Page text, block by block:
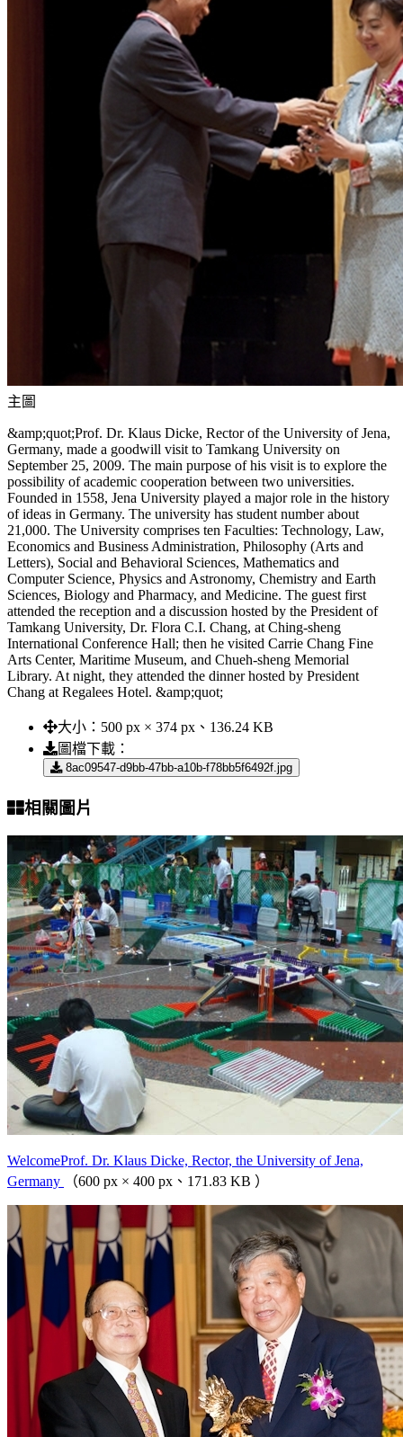
主圖
&amp;quot;Prof. Dr. Klaus Dicke, Rector of the University of Jena,
Germany, made a goodwill visit to Tamkang University on
September 25, 2009. The main purpose of his visit is to explore the
possibility of academic cooperation between two universities.
Founded in 1558, Jena University played a major role in the history
of ideas in Germany. The university has student number about
21,000. The University comprises ten Faculties: Technology, Law,
Economics and Business Administration, Philosophy (Arts and
Letters), Social and Behavioral Sciences, Mathematics and
Computer Science, Physics and Astronomy, Chemistry and Earth
Sciences, Biology and Pharmacy, and Medicine. The guest first
attended the reception and a discussion hosted by the President of
Tamkang University, Dr. Flora C.I. Chang, at Ching-sheng
International Conference Hall; then he visited Carrie Chang Fine
Arts Center, Maritime Museum, and Chueh-sheng Memorial
Library. At night, they attended the dinner hosted by President
Chang at Regalees Hotel. &amp;quot;
大小： 500 px × 374 px、136.24 KB
圖檔下載：
8ac09547-d9bb-47bb-a10b-f78bb5f6492f.jpg
相關圖片
WelcomeProf. Dr. Klaus Dicke, Rector, the University of Jena,
Germany
（600 px × 400 px、171.83 KB ）